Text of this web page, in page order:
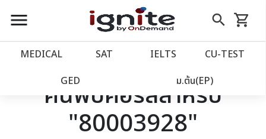
close
account_balance หน้าแรก
เว็บไซต์อิกไนท์
โปรโมชั่น
menu search
Skip
to
shopping_cart
รถเข็น
MEDICAL SAT IELTS CU‑TEST
GED ม.ต้น(EP)
ค้นพบคอร์สสำหรับ
"80003928"